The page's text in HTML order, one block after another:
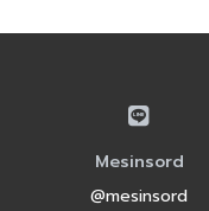
Mesinsord
@mesinsord